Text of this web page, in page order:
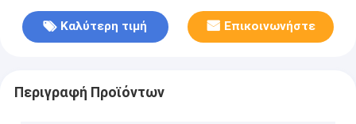
Καλύτερη τιμή Επικοινωνήστε
Περιγραφή Προϊόντων